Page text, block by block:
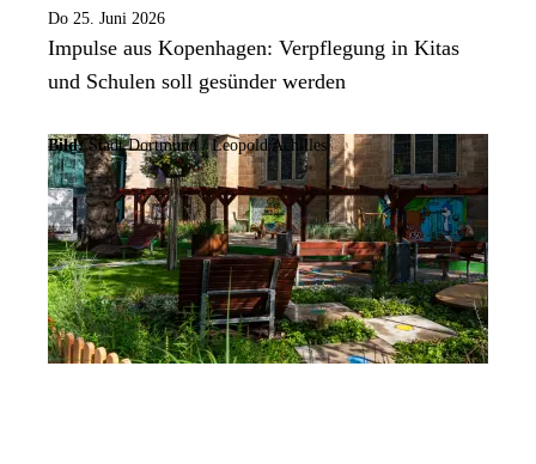
Do 25. Juni 2026
Impulse aus Kopenhagen: Verpflegung in Kitas
und Schulen soll gesünder werden
Bild:Stadt Dortmund /Leopold Achilles